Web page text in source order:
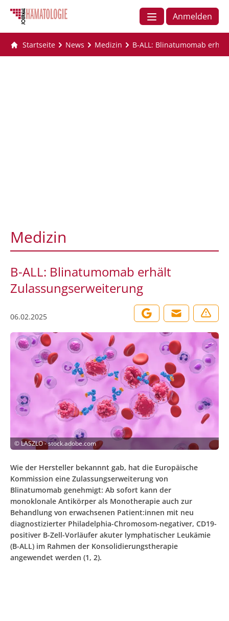
Anmelden
Startseite News Medizin B-ALL: Blinatumomab
Medizin
B-ALL: Blinatumomab erhält
Zulassungserweiterung
06.02.2025
© LASZLO - stock.adobe.com
Wie der Hersteller bekannnt gab, hat die Europäische
Kommission eine Zulassungserweiterung von
Blinatumomab genehmigt: Ab sofort kann der
monoklonale Antikörper als Monotherapie auch zur
Behandlung von erwachsenen Patient:innen mit neu
diagnostizierter Philadelphia-Chromosom-negativer, CD19-
positiver B-Zell-Vorläufer akuter lymphatischer Leukämie
(B-ALL) im Rahmen der Konsolidierungstherapie
angewendet werden (1, 2).